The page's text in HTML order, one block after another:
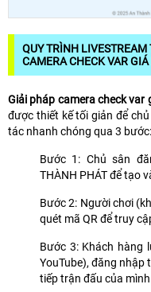
QUY TRÌNH
CAMERA CHECK VAR GIÁ
Giải pháp camera check var
được thiết kế tối giản để
tác nhanh chóng qua 3 bước:
Bước 1: Chủ sân
THÀNH PHÁT để tạo
Bước 2: Người chơi
quét mã QR để truy
Bước 3: Khách hàng
YouTube), đăng
tiếp trận đấu của